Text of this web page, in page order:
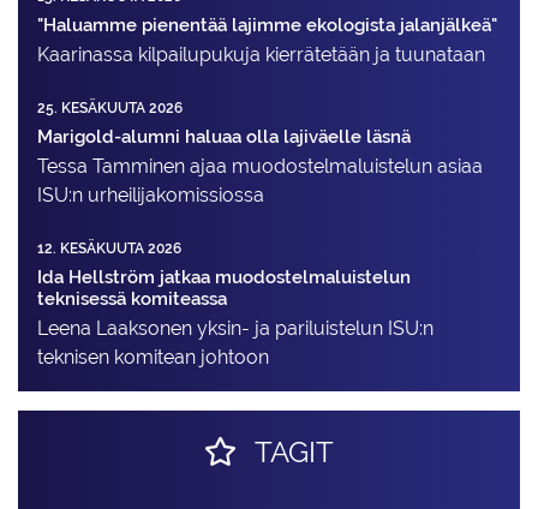
"Haluamme pienentää lajimme ekologista jalanjälkeä"
Kaarinassa kilpailupukuja kierrätetään ja tuunataan
25. KESÄKUUTA 2026
Marigold-alumni haluaa olla lajiväelle läsnä
Tessa Tamminen ajaa muodostelma­luistelun asiaa
ISU:n urheilija­komissiossa
12. KESÄKUUTA 2026
Ida Hellström jatkaa muodostelmaluistelun
teknisessä komiteassa
Leena Laaksonen yksin- ja pariluistelun ISU:n
teknisen komitean johtoon
TAGIT